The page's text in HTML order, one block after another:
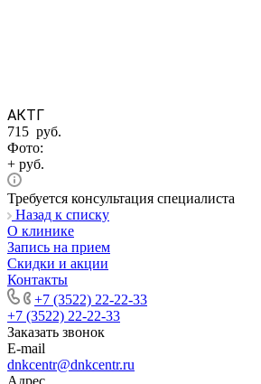
АКТГ
715 руб.
Фото:
+ руб.
Требуется консультация специалиста
Назад к списку
О клинике
Запись на прием
Скидки и акции
Контакты
+7 (3522) 22-22-33
+7 (3522) 22-22-33
Заказать звонок
E-mail
dnkcentr@dnkcentr.ru
Адрес